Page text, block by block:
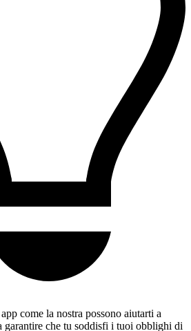
come la nostra possono aiutarti a
garantire che tu soddisfi i tuoi obblighi di